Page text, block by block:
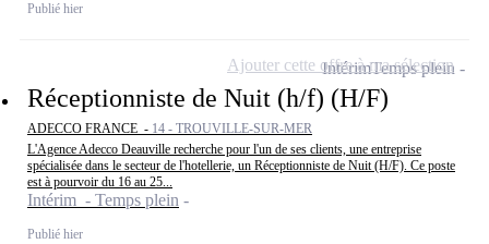
Publié hier
Réceptionniste de Nuit (h/f) (H/F)
ADECCO FRANCE - 14 - TROUVILLE-SUR-MER
L'Agence Adecco Deauville recherche pour l'un de ses clients, une entreprise
spécialisée dans le secteur de l'hotellerie, un Réceptionniste de Nuit (H/F). Ce poste
est à pourvoir du 16 au 25...
Intérim - Temps plein
Publié hier
IntérimTemps plein
Ajouter cette offre à ma sélection